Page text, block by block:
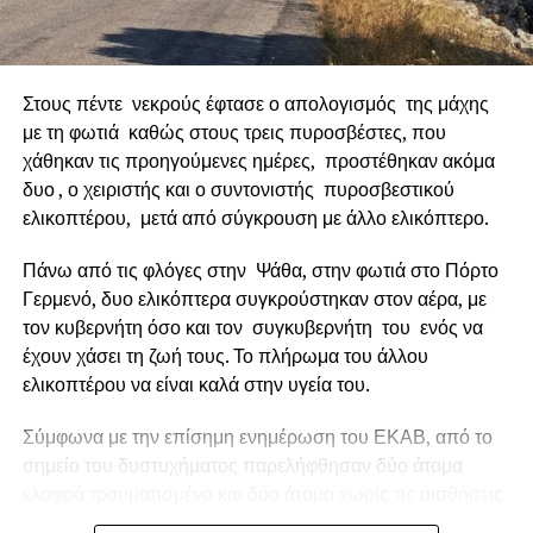
Έργο ορόσημο
Ο Δήμαρχος Ναυπακτίας κ.Βασίλης Γκίζαςδήλωσε
σχετικά: «Η Παράκαμψη του Κάστρου Ναυπάκτου
Στους πέντε νεκρούς έφτασε ο απολογισμός της μάχης
με τη φωτιά καθώς στους τρεις πυροσβέστες, που
χάθηκαν τις προηγούμενες ημέρες, προστέθηκαν ακόμα
δυο , ο χειριστής και ο συντονιστής πυροσβεστικού
ελικοπτέρου, μετά από σύγκρουση με άλλο ελικόπτερο.
Πάνω από τις φλόγες στην Ψάθα, στην φωτιά στο Πόρτο
Γερμενό, δυο ελικόπτερα συγκρούστηκαν στον αέρα, με
τον κυβερνήτη όσο και τον συγκυβερνήτη του ενός να
έχουν χάσει τη ζωή τους. Το πλήρωμα του άλλου
ελικοπτέρου να είναι καλά στην υγεία του.
Σύμφωνα με την επίσημη ενημέρωση του ΕΚΑΒ, από το
σημείο του δυστυχήματος παρελήφθησαν δύο άτομα
τους. Και οι τέσσερις διακομίστηκαν στο 251 Γενικό